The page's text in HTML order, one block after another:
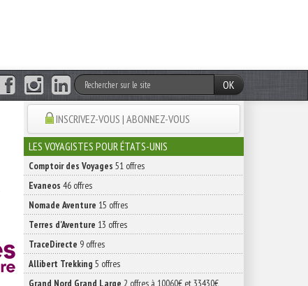
OK
INSCRIVEZ-VOUS | ABONNEZ-VOUS
LES VOYAGISTES POUR ÉTATS-UNIS
Comptoir des Voyages 51 offres
Evaneos 46 offres
Nomade Aventure 15 offres
Terres d'Aventure 13 offres
TraceDirecte 9 offres
Allibert Trekking 5 offres
Grand Nord Grand Large 2 offres à 10060€ et 33430€